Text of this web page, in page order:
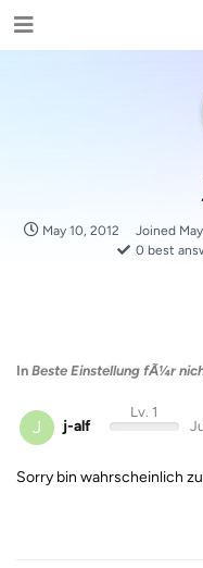
May 10, 2012 Joined
0 best
In Beste Einstellung fÃ¼r
J j-alf
Lv. 1
Sorry bin wahrscheinlich